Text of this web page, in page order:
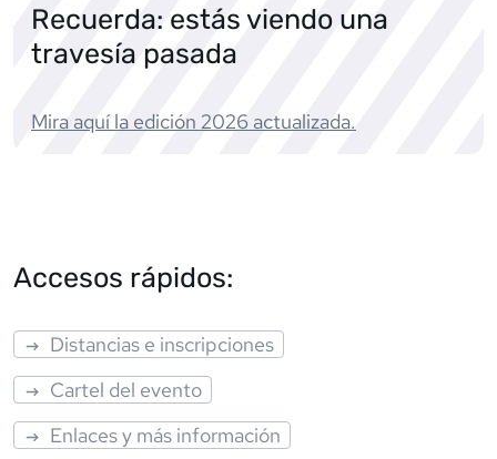
Recuerda: estás viendo una
travesía pasada
Mira aquí la edición 2026 actualizada.
Accesos rápidos:
Distancias e inscripciones
Cartel del evento
Enlaces y más información